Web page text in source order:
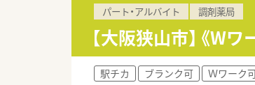
パート・アルバイト 調剤薬局
【大阪狭山市】《W
駅チカ ブランク可 Ｗワーク